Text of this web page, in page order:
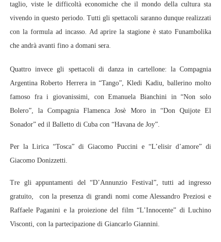
taglio, viste le difficoltà economiche che il mondo della cultura sta
vivendo in questo periodo. Tutti gli spettacoli saranno dunque realizzati
con la formula ad incasso. Ad aprire la stagione è stato Funambolika
che andrà avanti fino a domani sera.
Quattro invece gli spettacoli di danza in cartellone: la Compagnia
Argentina Roberto Herrera in “Tango”, Kledi Kadiu, ballerino molto
famoso fra i giovanissimi, con Emanuela Bianchini in “Non solo
Bolero”, la Compagnia Flamenca Josè Moro in “Don Quijote El
Sonador” ed il Balletto di Cuba con “Havana de Joy”.
Per la Lirica “Tosca” di Giacomo Puccini e “L’elisir d’amore” di
Giacomo Donizzetti.
Tre gli appuntamenti del “D’Annunzio Festival”, tutti ad ingresso
gratuito, con la presenza di grandi nomi come Alessandro Preziosi e
Raffaele Paganini e la proiezione del film “L’Innocente” di Luchino
Visconti, con la partecipazione di Giancarlo Giannini.